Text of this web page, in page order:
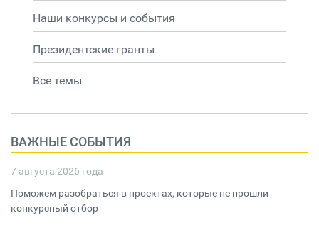
Наши конкурсы и события
Президентские гранты
Все темы
ВАЖНЫЕ СОБЫТИЯ
7 августа 2026 года
Поможем разобраться в проектах, которые не прошли
конкурсный отбор